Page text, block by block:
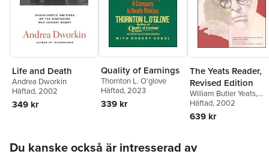
Life and Death
Andrea Dworkin
Häftad, 2002
349 kr
Quality of Earnings
Thornton L. O'glove
Häftad, 2023
339 kr
The Yeats Reader,
Revised Edition
William Butler Yeats,
Richard J. Finneran
Häftad, 2002
639 kr
Du kanske också är intresserad av